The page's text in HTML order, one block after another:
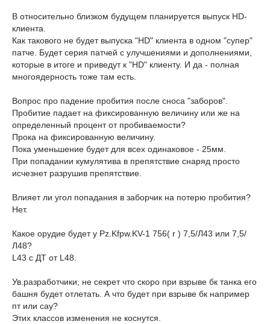
В относительно близком будущем планируется выпуск HD-
клиента.
Как такового не будет выпуска "HD" клиента в одном "супер"
патче. Будет серия патчей с улучшениями и дополнениями,
которые в итоге и приведут к "HD" клиенту. И да - полная
многоядерность тоже там есть.
Вопрос про падение пробития после сноса "заборов".
Пробитие падает на фиксированную величину или же на
определенный процент от пробиваемости?
Прока на фиксированную величину.
Пока уменьшение будет для всех одинаковое - 25мм.
При попадании кумулятива в препятствие снаряд просто
исчезнет разрушив препятствие.
Влияет ли угол попадания в заборчик на потерю пробития?
Нет.
Какое орудие будет у Pz.Kfpw.KV-1 756( r ) 7,5/Л43 или 7,5/
Л48?
L43 с ДТ от L48.
Ув.разработчики, не секрет что скоро при взрыве бк танка его
башня будет отлетать. А что будет при взрыве бк например
пт или сау?
Этих классов изменения не коснутся.